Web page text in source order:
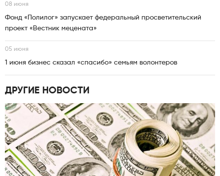
08 июня
Фонд «Полилог» запускает федеральный просветительский
проект «Вестник мецената»
05 июня
1 июня бизнес сказал «спасибо» семьям волонтеров
ДРУГИЕ НОВОСТИ